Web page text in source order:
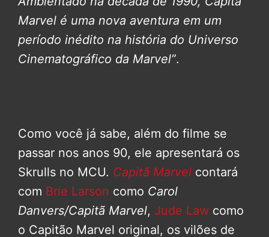
Marvel é uma nova aventura em um
período inédito na história do Universo
Cinematográfico da Marvel”.
Como você já sabe, além do filme se
passar nos anos 90, ele apresentará os
Skrulls no MCU. Capitã Marvel contará
com Brie Larson como Carol
Danvers/Capitã Marvel, Jude Law como
o Capitão Marvel original, os vilões de